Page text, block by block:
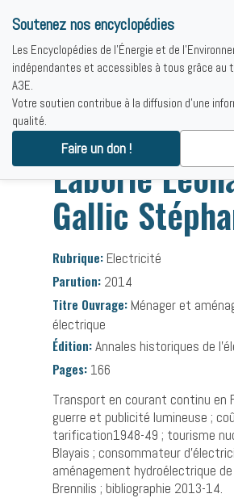
Bibliographies -
Laborie
Gallic
Rubrique: Electricité
Parution: 2014
Titre Ouvrage: Ménager et
électrique
Édition:Annales historiques de
Pages: 166
Transport en courant continu en
guerre et publicité lumineuse ;
tarification1948-49 ; tourisme
Blayais ; consommateur
aménagement hydroélectrique
Brennilis ; bibliographie 2013-14.
Soutenez nos encyclopédies
Les Encyclopédies de l'Énergie et de
indépendantes et accessibles à tous grâce au
A3E.
Votre soutien contribue à la diffusion d'une
qualité.
Faire un don !